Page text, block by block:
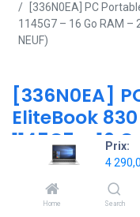
Prix:
4
Home Search
[336N0EA] PC
1145G7 – 16 Go RAM –
NEUF)
[336N0EA]
EliteBook
1145G7 – 16
Écran 13.3"
(0 avis)
HP EliteBook 830 G8 –